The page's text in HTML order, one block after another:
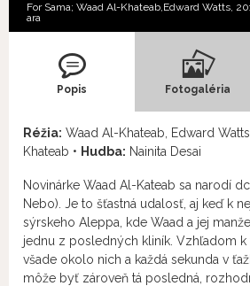
For Sama; Waad Al-Khateab,Edward Watts,
ara
Popis Fotogaléria
Réžia: Waad Al-Khateab, Edward Watts
Khateab • Hudba: Nainita Desai
Novinárke Waad Al-Kateab sa narodí
Nebo). Je to šťastná udalosť, aj keď k
sýrskeho Aleppa, kde Waad a jej
jednu z posledných kliník. Vzhľadom
všade okolo nich a každá sekunda v
môže byť zároveň tá posledná,